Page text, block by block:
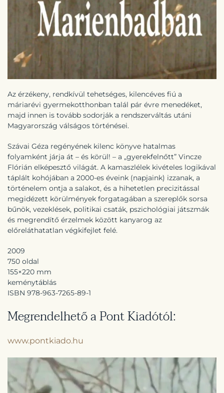
Az érzékeny, rendkívül tehetséges, kilencéves fiú a
máriarévi gyermekotthonban talál pár évre menedéket,
majd innen is tovább sodorják a rendszerváltás utáni
Magyarország válságos történései.
Szávai Géza regényének kilenc könyve hatalmas
folyamként járja át – és körül! – a „gyerekfelnőtt” Vincze
Flórián elképesztő világát. A kamaszlélek kivételes logikával
táplált kohójában a 2000-es éveink (napjaink) izzanak, a
történelem ontja a salakot, és a hihetetlen precizitással
megidézett körülmények forgatagában a szereplők sorsa
bűnök, vezeklések, politikai csaták, pszichológiai játszmák
és megrendítő érzelmek között kanyarog az
előreláthatatlan végkifejlet felé.
2009
750 oldal
155×220 mm
keménytáblás
ISBN 978-963-7265-89-1
Megrendelhető a Pont Kiadótól:
www.pontkiado.hu